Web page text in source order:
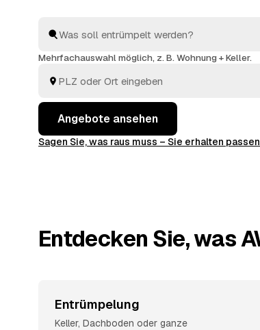
und sehen direkt, welches Angebot am
Mehrfachauswahl möglich, z. B. Wohnung + Keller.
Angebote ansehen
Sagen Sie, was raus muss – Sie erhalten
Entdecken Sie, was
Entrümpelung
Keller, Dachboden oder ganze